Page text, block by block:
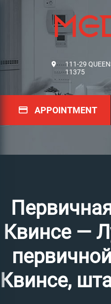
111-29
11375
APPOINTMENT
Квинсе —
Квинсе,